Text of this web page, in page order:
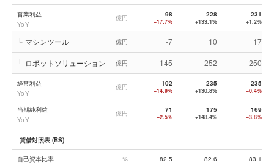
営業利益
YoY
億円 98
−17.7%
228
+133.1%
231
+1.2%
└ マシンツール 億円 -7 10 17
└ ロボットソリューション 億円 145 252 250
経常利益
YoY
億円 102
−14.9%
235
+130.8%
235
−0.4%
当期純利益
YoY
億円 71
−2.5%
175
+148.4%
169
−3.8%
貸借対照表 (BS)
自己資本比率 % 82.5 82.6 83.1